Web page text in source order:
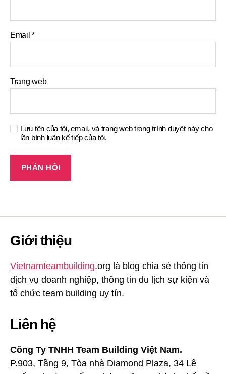
Email*
Trang web
Lưu tên của tôi, email, và trang web trong trình duyệt này cho
lần bình luận kế tiếp của tôi.
Giới thiệu
Vietnamteambuilding.org là blog chia sẻ thông tin
dịch vụ doanh nghiệp, thông tin du lịch sự kiện và
tổ chức team building uy tín.
Liên hệ
Công Ty TNHH Team Building Việt Nam.
P.903, Tầng 9, Tòa nhà Diamond Plaza, 34 Lê